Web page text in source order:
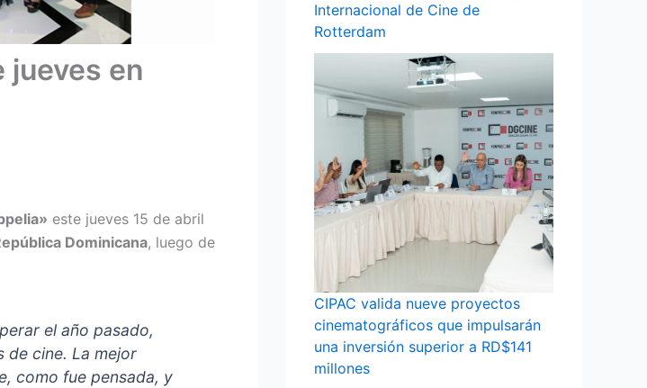
jueves en
este jueves 15 de abril
Dominicana, luego de
el año pasado,
de cine. La mejor
como fue pensada, y
Internacional de Cine de
Rotterdam
CIPAC valida nueve proyectos
cinematográficos que impulsarán
una inversión superior a RD$141
millones